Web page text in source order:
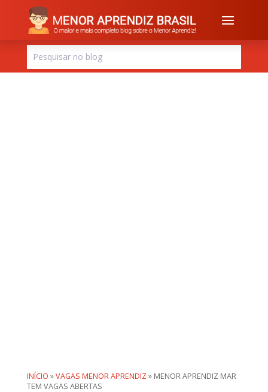
INÍCIO »VAGAS MENOR APRENDIZ» MENOR APRENDIZ MAR
TEM VAGAS ABERTAS